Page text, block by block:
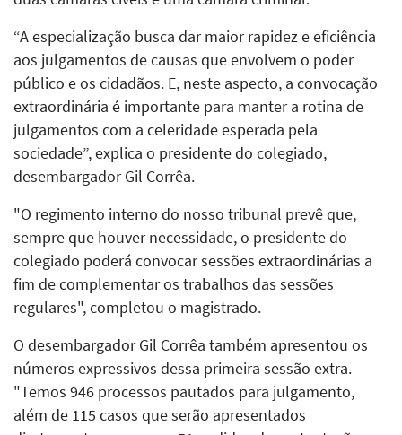
“A especialização busca dar maior rapidez e eficiência
aos julgamentos de causas que envolvem o poder
público e os cidadãos. E, neste aspecto, a convocação
extraordinária é importante para manter a rotina de
julgamentos com a celeridade esperada pela
sociedade”, explica o presidente do colegiado,
desembargador Gil Corrêa.
"O regimento interno do nosso tribunal prevê que,
sempre que houver necessidade, o presidente do
colegiado poderá convocar sessões extraordinárias a
fim de complementar os trabalhos das sessões
regulares", completou o magistrado.
O desembargador Gil Corrêa também apresentou os
números expressivos dessa primeira sessão extra.
"Temos 946 processos pautados para julgamento,
além de 115 casos que serão apresentados